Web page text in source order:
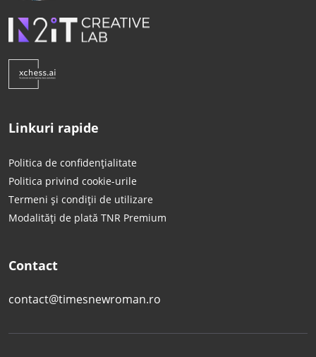
Linkuri rapide
Politica de confidențialitate
Politica privind cookie-urile
Termeni și condiții de utilizare
Modalități de plată TNR Premium
Contact
contact@timesnewroman.ro